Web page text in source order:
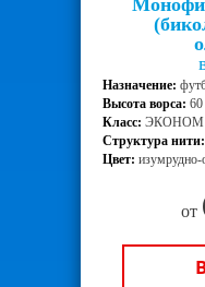
Назначение:
Высота ворса:
Класс: ЭКОНОМ
Структура нити:
Цвет:
от